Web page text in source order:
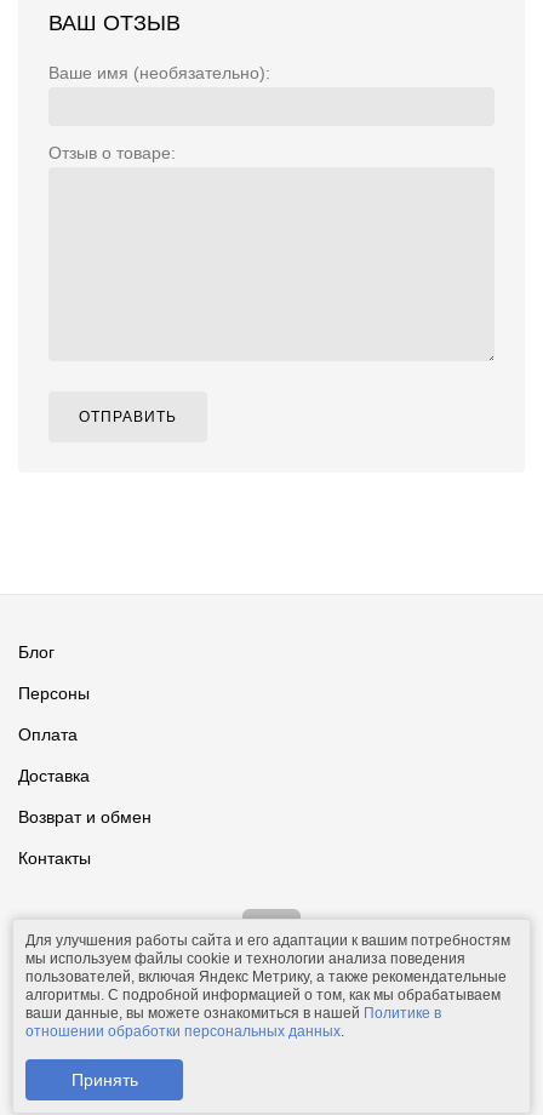
ВАШ ОТЗЫВ
Ваше имя (необязательно):
Отзыв о товаре:
ОТПРАВИТЬ
Блог
Персоны
Оплата
Доставка
Возврат и обмен
Контакты
© 2011-2026.Comfolio.ru— интернет-магазин текстиля и товаров
для дома.
Для улучшения работы сайта и его адаптации к вашим потребностям
мы используем файлы cookie и технологии анализа поведения
пользователей, включая Яндекс Метрику, а также рекомендательные
алгоритмы. С подробной информацией о том, как мы обрабатываем
ваши данные, вы можете ознакомиться в нашей Политике в
отношении обработки персональных данных.
Принять